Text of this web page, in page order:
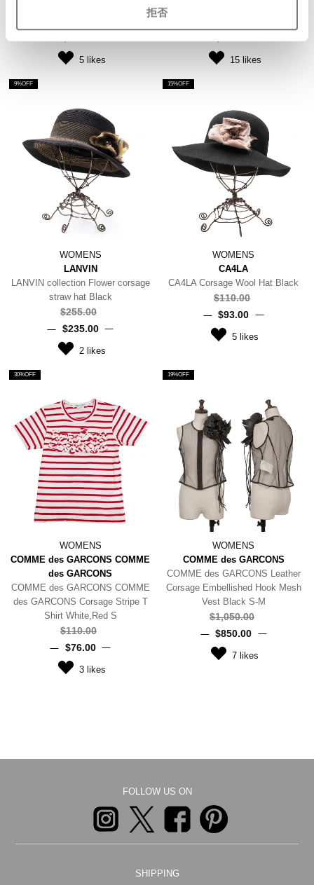
拒否
5likes 15likes
9%OFF
WOMENS
LANVIN
LANVIN collection Flower corsage
straw hat Black
$‌255.00
$‌235.00
2likes
15%OFF
WOMENS
CA4LA
CA4LA Corsage Wool Hat Black
$‌110.00
$‌93.00
5 likes
30%OFF
WOMENS
COMME des GARCONS COMME
des GARCONS
COMME des GARCONS COMME
des GARCONS Corsage Stripe T
Shirt White,Red S
$‌110.00
$‌76.00
3likes
19%OFF
WOMENS
COMME des GARCONS
COMME des GARCONS Leather
Corsage Embellished Hook Mesh
Vest Black S-M
$‌1,050.00
$‌850.00
7 likes
FOLLOW US ON
SHIPPING